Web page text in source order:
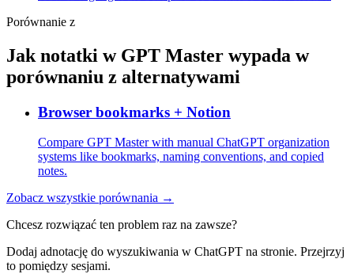
Porównanie z
Jak notatki w GPT Master wypada w
porównaniu z alternatywami
Browser bookmarks + Notion
Compare GPT Master with manual ChatGPT organization
systems like bookmarks, naming conventions, and copied
notes.
Zobacz wszystkie porównania →
Chcesz rozwiązać ten problem raz na zawsze?
Dodaj adnotację do wyszukiwania w ChatGPT na stronie. Przejrzyj
to pomiędzy sesjami.